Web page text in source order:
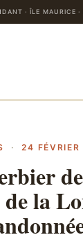
· ÎLE MAURICE
· 24 FÉVRIER
de la